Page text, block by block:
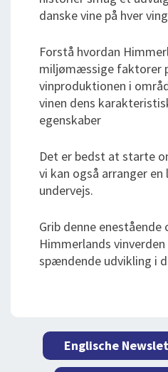
danske vine på hver
Forstå hvordan
miljømæssige faktorer
vinproduktionen i
vinen dens
egenskaber
Det er bedst at starte
vi kan også arranger
undervejs.
Grib denne
Himmerlands
spændende udvikling i
Englische